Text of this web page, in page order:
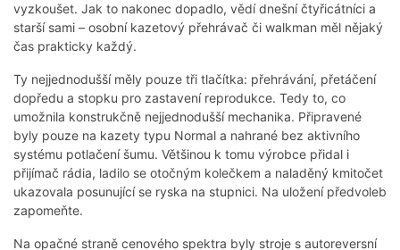
vyzkoušet. Jak to nakonec dopadlo, vědí dnešní čtyřicátníci a
starší sami – osobní kazetový přehrávač či walkman měl nějaký
čas prakticky každý.
Ty nejjednodušší měly pouze tři tlačítka: přehrávání, přetáčení
dopředu a stopku pro zastavení reprodukce. Tedy to, co
umožnila konstrukčně nejjednodušší mechanika. Připravené
byly pouze na kazety typu Normal a nahrané bez aktivního
systému potlačení šumu. Většinou k tomu výrobce přidal i
přijímač rádia, ladilo se otočným kolečkem a naladěný kmitočet
ukazovala posunující se ryska na stupnici. Na uložení předvoleb
zapomeňte.
Na opačné straně cenového spektra byly stroje s autoreversní